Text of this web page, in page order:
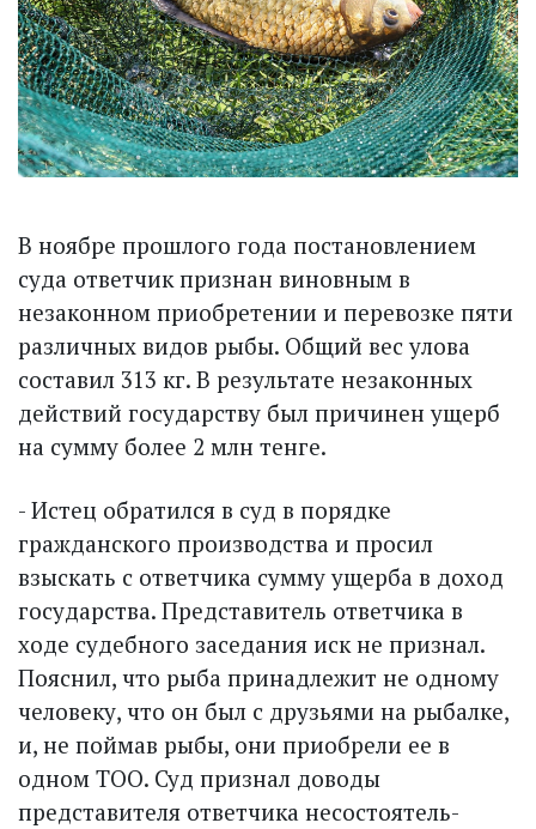
В ноябре прошлого года постановлением
суда ответчик признан виновным в
незаконном приобретении и перевозке пяти
различных видов рыбы. Общий вес улова
составил 313 кг. В результате незаконных
действий государству был причинен ущерб
на сумму более 2 млн тенге.
- Истец обратился в суд в порядке
гражданского производства и просил
взыскать с ответчика сумму ущерба в доход
государства. Представитель ответчика в
ходе судебного заседания иск не признал.
Пояснил, что рыба принадлежит не одному
человеку, что он был с друзьями на рыбалке,
и, не поймав рыбы, они приобрели ее в
одном ТОО. Суд признал доводы
представителя ответчика несостоятель-